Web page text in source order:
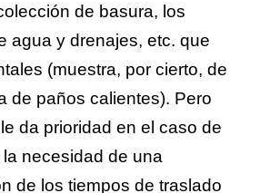
de basura, los
agua y drenajes, etc. que
(muestra, por cierto, de
de paños calientes). Pero
da prioridad en el caso de
necesidad de una
de los tiempos de traslado